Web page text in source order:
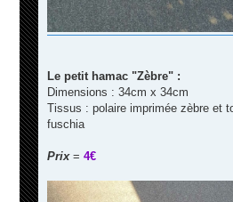
Le petit hamac "Zèbre" :
Dimensions : 34cm x 34cm
Tissus : polaire imprimée zèbre et
fuschia
Prix = 4€